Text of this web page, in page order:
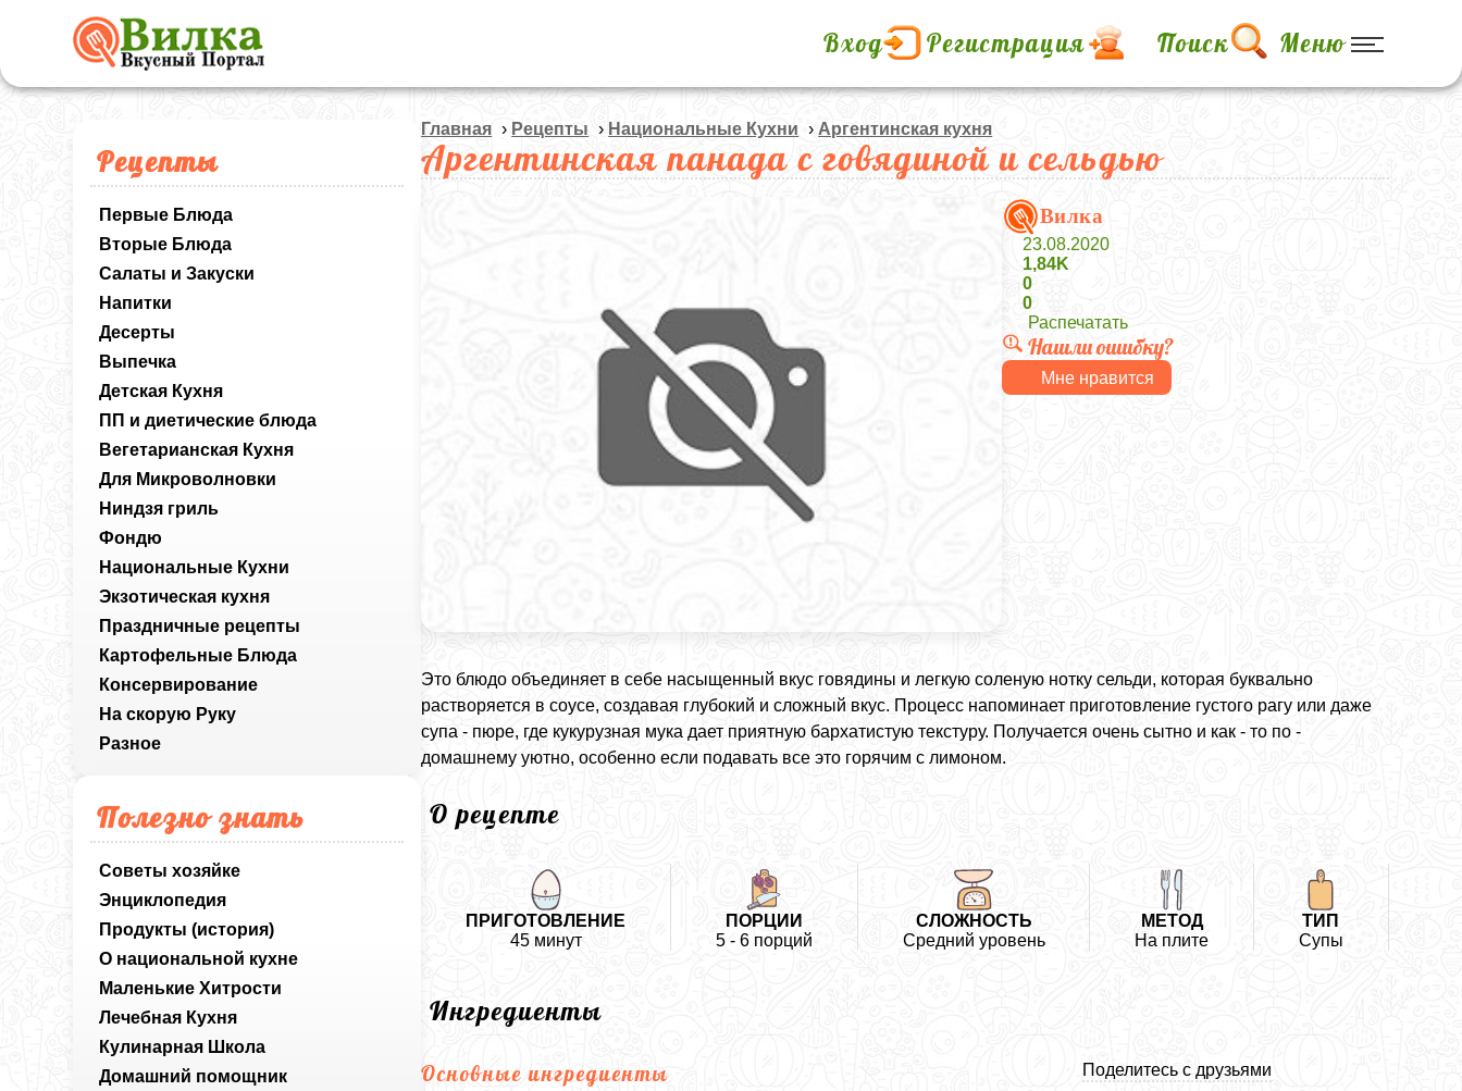
Вход Регистрация Поиск Меню
Рецепты
Первые Блюда
Вторые Блюда
Салаты и Закуски
Напитки
Десерты
Выпечка
Детская Кухня
ПП и диетические блюда
Вегетарианская Кухня
Для Микроволновки
Ниндзя гриль
Фондю
Национальные Кухни
Экзотическая кухня
Праздничные рецепты
Картофельные Блюда
Консервирование
На скорую Руку
Разное
Полезно знать
Советы хозяйке
Энциклопедия
Продукты (история)
О национальной кухне
Маленькие Хитрости
Лечебная Кухня
Кулинарная Школа
Домашний помощник
Главная › Рецепты › Национальные Кухни › Аргентинская кухня
Аргентинская панада с говядиной и сельдью
Вилка
23.08.2020
1,84K
0
0
Распечатать
Нашли ошибку?
Мне нравится
Это блюдо объединяет в себе насыщенный вкус говядины и легкую соленую нотку сельди, которая буквально
растворяется в соусе, создавая глубокий и сложный вкус. Процесс напоминает приготовление густого рагу или даже
супа - пюре, где кукурузная мука дает приятную бархатистую текстуру. Получается очень сытно и как - то по -
домашнему уютно, особенно если подавать все это горячим с лимоном.
О рецепте
ПРИГОТОВЛЕНИЕ
45 минут
ПОРЦИИ
5 - 6 порций
СЛОЖНОСТЬ
Средний уровень
МЕТОД
На плите
ТИП
Супы
Ингредиенты
Основные ингредиенты Поделитесь с друзьями